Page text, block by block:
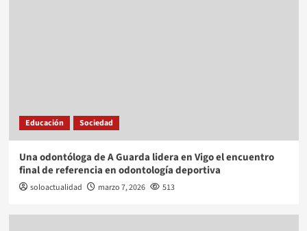
Educación Sociedad
Una odontóloga de A Guarda lidera en Vigo el encuentro
final de referencia en odontología deportiva
soloactualidad marzo 7, 2026 513